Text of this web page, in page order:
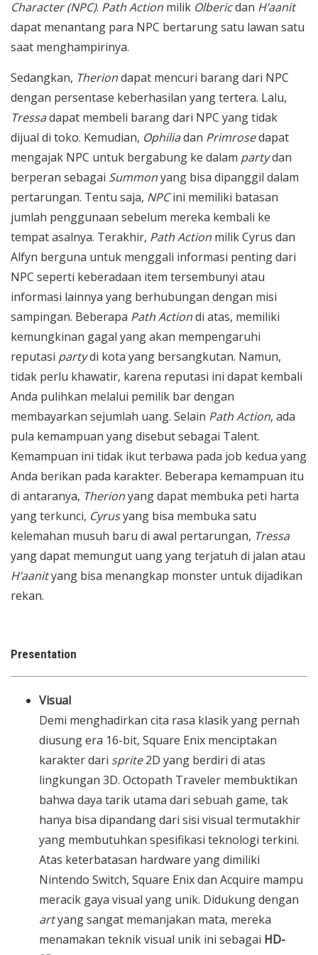
Character (NPC). Path Action milik Olbericdan H’aanit
dapat menantang para NPC bertarung satu lawan satu
saat menghampirinya.
Sedangkan, Theriondapat mencuri barang dari NPC
dengan persentase keberhasilan yang tertera. Lalu,
Tressadapat membeli barang dari NPC yang tidak
dijual di toko. Kemudian, Ophiliadan Primrosedapat
mengajak NPC untuk bergabung ke dalam partydan
berperan sebagai Summonyang bisa dipanggil dalam
pertarungan. Tentu saja, NPCini memiliki batasan
jumlah penggunaan sebelum mereka kembali ke
tempat asalnya. Terakhir, Path Action milik Cyrus dan
Alfyn berguna untuk menggali informasi penting dari
NPC seperti keberadaan item tersembunyi atau
informasi lainnya yang berhubungan dengan misi
sampingan. Beberapa Path Actiondi atas, memiliki
kemungkinan gagal yang akan mempengaruhi
reputasi partydi kota yang bersangkutan. Namun,
tidak perlu khawatir, karena reputasi ini dapat kembali
Anda pulihkan melalui pemilik bar dengan
membayarkan sejumlah uang. Selain Path Action, ada
pula kemampuan yang disebut sebagai Talent.
Kemampuan ini tidak ikut terbawa pada job kedua yang
Anda berikan pada karakter. Beberapa kemampuan itu
di antaranya, Therionyang dapat membuka peti harta
yang terkunci, Cyrusyang bisa membuka satu
kelemahan musuh baru di awal pertarungan, Tressa
yang dapat memungut uang yang terjatuh di jalan atau
H’aanityang bisa menangkap monster untuk dijadikan
rekan.
Presentation
Visual
Demi menghadirkan cita rasa klasik yang pernah
diusung era 16-bit, Square Enix menciptakan
karakter dari sprite2D yang berdiri di atas
lingkungan 3D. Octopath Traveler membuktikan
bahwa daya tarik utama dari sebuah game, tak
hanya bisa dipandang dari sisi visual termutakhir
yang membutuhkan spesifikasi teknologi terkini.
Atas keterbatasan hardware yang dimiliki
Nintendo Switch, Square Enix dan Acquire mampu
meracik gaya visual yang unik. Didukung dengan
artyang sangat memanjakan mata, mereka
menamakan teknik visual unik ini sebagai HD-